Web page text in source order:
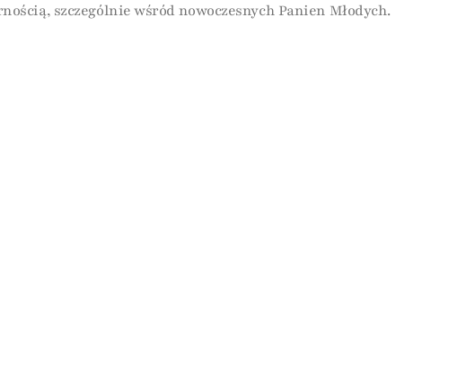
szczególnie wśród nowoczesnych Panien Młodych.